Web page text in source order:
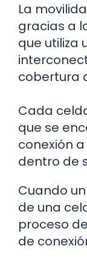
La
gracias a
que utiliza
cobertura
Cada
que se
conexión
dentro de
Cuando
de una
proceso
de